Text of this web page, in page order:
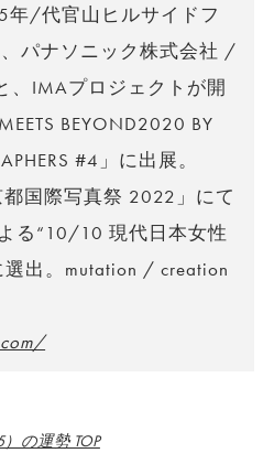
年/代官山ヒルサイドフ
パナソニック株式会社 /
、IMAプロジェクトが開
BEYOND2020 BY
#4」に出展。
都国際写真祭 2022」にて
る“10/10 現代日本女性
出。mutation / creation
の運勢 TOP